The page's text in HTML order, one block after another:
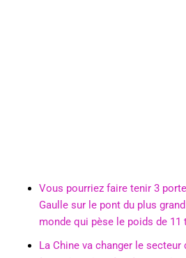
Vous pourriez faire tenir 3
Gaulle sur le pont du plus
monde qui pèse le poids de 11
La Chine va changer le